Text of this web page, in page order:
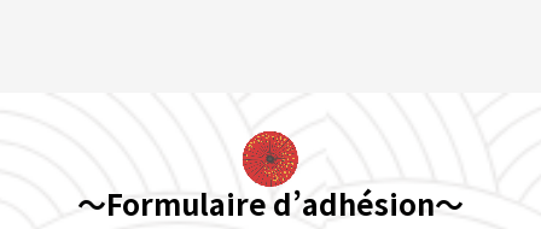
～Formulaire d’adhésion～